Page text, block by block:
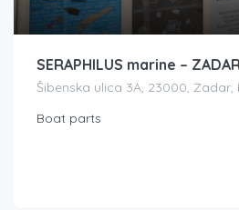
SERAPHILUS marine –
Šibenska ulica 3A, 23000, Zadar,
Boat parts